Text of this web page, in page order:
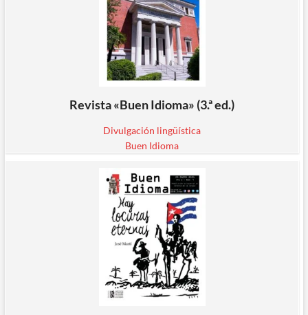
Revista «Buen Idioma» (3.ª ed.)
Divulgación lingüística
Buen Idioma